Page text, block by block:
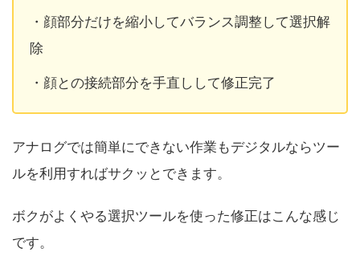
・顔部分だけを縮小してバランス調整して選択解
除
・顔との接続部分を手直しして修正完了
アナログでは簡単にできない作業もデジタルならツー
ルを利用すればサクッとできます。
ボクがよくやる選択ツールを使った修正はこんな感じ
です。